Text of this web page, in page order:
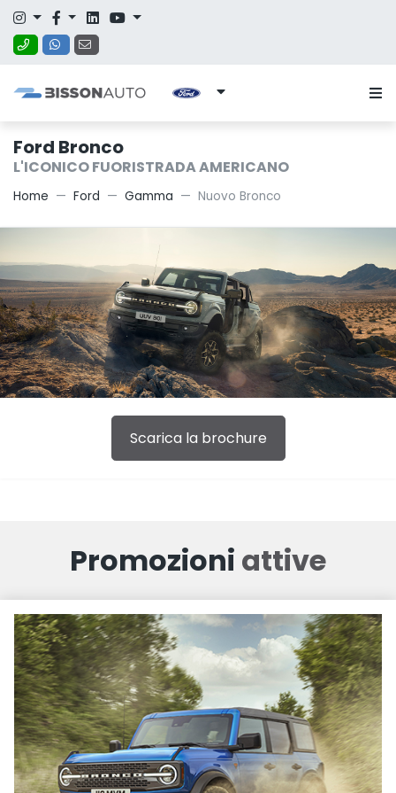
Ford Bronco
L'ICONICO FUORISTRADA AMERICANO
Home Ford Gamma Nuovo Bronco
Scarica la brochure
Promozioni attive